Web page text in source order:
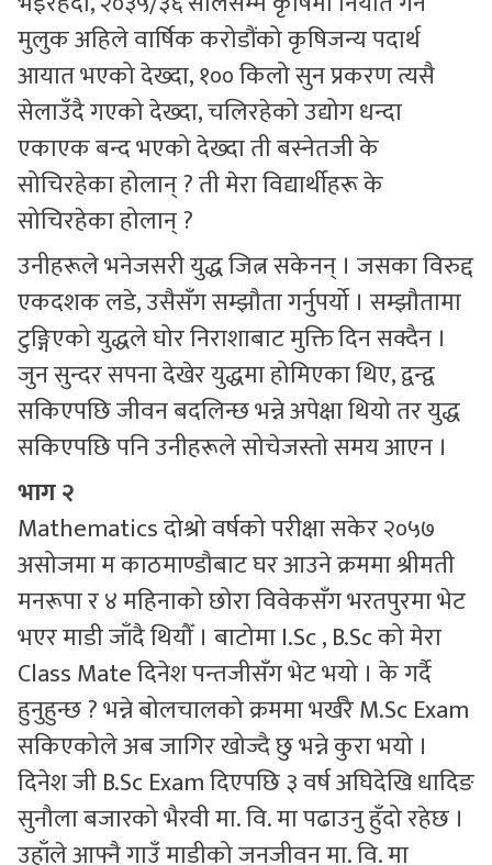
मुलुक अहिले वार्षिक करोडौंको कृषिजन्य पदार्थ
आयात भएको देख्दा, १०० किलो सुन प्रकरण त्यसै
सेलाउँदै गएको देख्दा, चलिरहेको उद्योग धन्दा
एकाएक बन्द भएको देख्दा ती बस्नेतजी के
सोचिरहेका होलान् ? ती मेरा विद्यार्थीहरू के
सोचिरहेका होलान् ?
उनीहरूले भनेजसरी युद्ध जित्न सकेनन् । जसका विरुद्द
एकदशक लडे, उसैसँग सम्झौता गर्नुपर्यो । सम्झौतामा
टुङ्गिएको युद्धले घोर निराशाबाट मुक्ति दिन सक्दैन ।
जुन सुन्दर सपना देखेर युद्धमा होमिएका थिए, द्वन्द्व
सकिएपछि जीवन बदलिन्छ भन्ने अपेक्षा थियो तर युद्ध
सकिएपछि पनि उनीहरूले सोचेजस्तो समय आएन ।
भाग २
Mathematics दोश्रो वर्षको परीक्षा सकेर २०५७
असोजमा म काठमाण्डौबाट घर आउने क्रममा श्रीमती
मनरूपा र ४ महिनाको छोरा विवेकसँग भरतपुरमा भेट
भएर माडी जाँदै थियौँ । बाटोमा I.Sc , B.Sc को मेरा
Class Mate दिनेश पन्तजीसँग भेट भयो । के गर्दै
हुनुहुन्छ ? भन्ने बोलचालको क्रममा भर्खरै M.Sc Exam
सकिएकोले अब जागिर खोज्दै छु भन्ने कुरा भयो ।
दिनेश जी B.Sc Exam दिएपछि ३ वर्ष अघिदेखि धादिङ
सुनौला बजारको भैरवी मा. वि. मा पढाउनु हुँदो रहेछ ।
उहाँले आफ्नै गाउँ माडीको जनजीवन मा. वि. मा